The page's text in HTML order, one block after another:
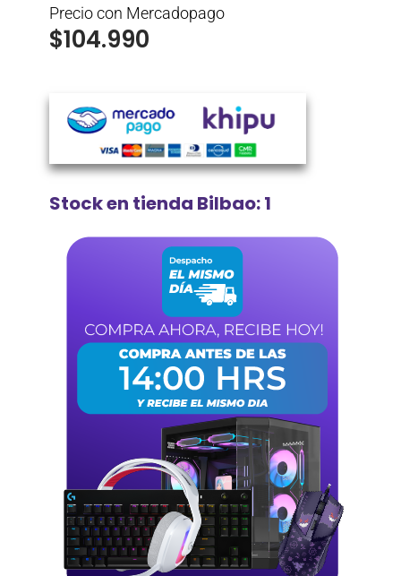
Precio con Mercadopago
$104.990
Stock en tienda Bilbao: 1